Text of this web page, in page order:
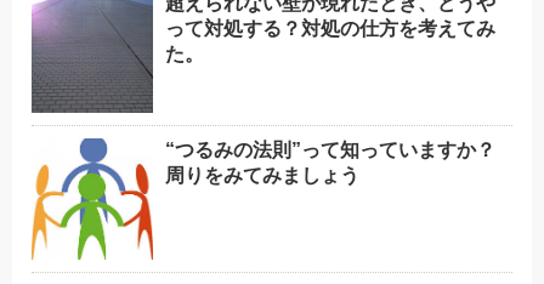
って対処する？対処の仕方を考えてみ
た。
“つるみの法則”って知っていますか？
周りをみてみましょう